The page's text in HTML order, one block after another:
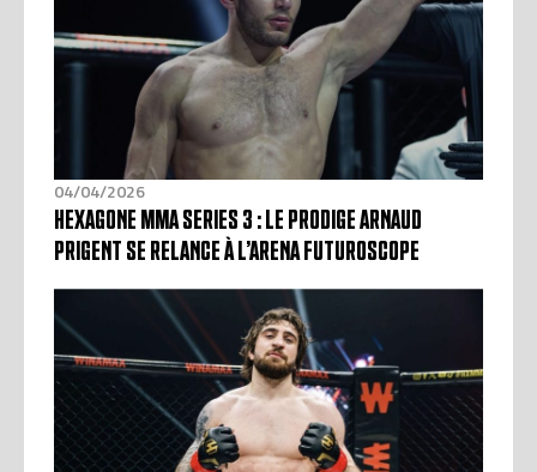
04/04/2026
HEXAGONE MMA SERIES 3 : LE PRODIGE ARNAUD
PRIGENT SE RELANCE À L’ARENA FUTUROSCOPE